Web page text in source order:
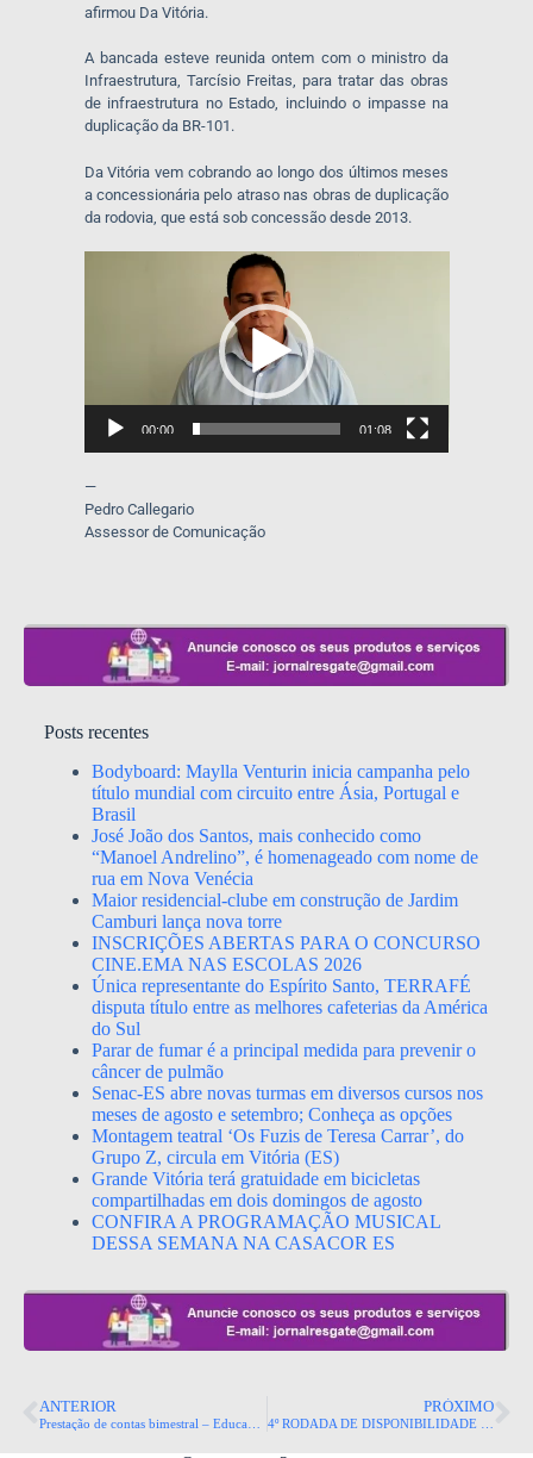
afirmou Da Vitória.
A bancada esteve reunida ontem com o ministro da
Infraestrutura, Tarcísio Freitas, para tratar das obras
de infraestrutura no Estado, incluindo o impasse na
duplicação da BR-101.
Da Vitória vem cobrando ao longo dos últimos meses
a concessionária pelo atraso nas obras de duplicação
da rodovia, que está sob concessão desde 2013.
Tocador
de
vídeo
00:00 01:08
—
Pedro Callegario
Assessor de Comunicação
Posts recentes
Bodyboard: Maylla Venturin inicia campanha pelo
título mundial com circuito entre Ásia, Portugal e
Brasil
José João dos Santos, mais conhecido como
“Manoel Andrelino”, é homenageado com nome de
rua em Nova Venécia
Maior residencial-clube em construção de Jardim
Camburi lança nova torre
INSCRIÇÕES ABERTAS PARA O CONCURSO
CINE.EMA NAS ESCOLAS 2026
Única representante do Espírito Santo, TERRAFÉ
disputa título entre as melhores cafeterias da América
do Sul
Parar de fumar é a principal medida para prevenir o
câncer de pulmão
Senac-ES abre novas turmas em diversos cursos nos
meses de agosto e setembro; Conheça as opções
Montagem teatral ‘Os Fuzis de Teresa Carrar’, do
Grupo Z, circula em Vitória (ES)
Grande Vitória terá gratuidade em bicicletas
compartilhadas em dois domingos de agosto
CONFIRA A PROGRAMAÇÃO MUSICAL
DESSA SEMANA NA CASACOR ES
ANTERIOR PRÓXIMO